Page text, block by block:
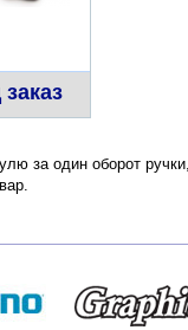
за один оборот